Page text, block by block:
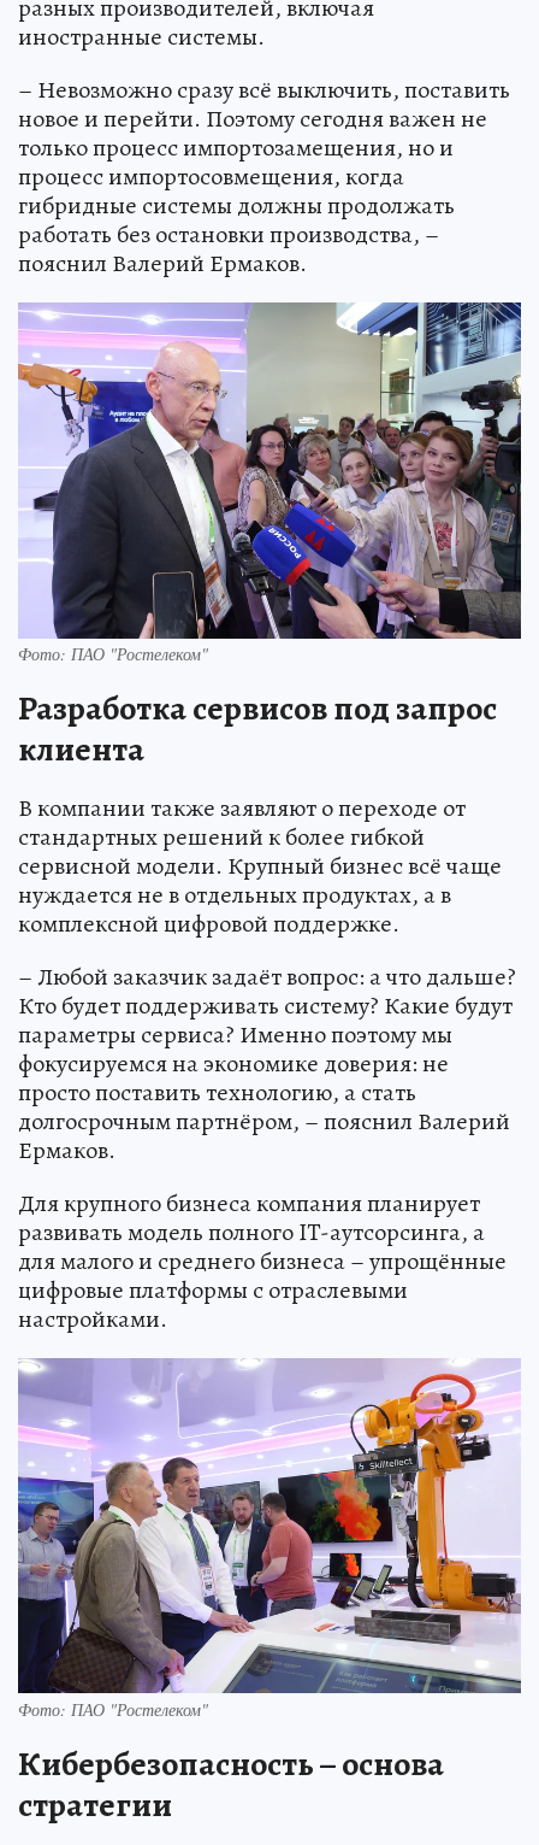
разных производителей, включая
иностранные системы.
– Невозможно сразу всё выключить, поставить
новое и перейти. Поэтому сегодня важен не
только процесс импортозамещения, но и
процесс импортосовмещения, когда
гибридные системы должны продолжать
работать без остановки производства, –
пояснил Валерий Ермаков.
Фото: ПАО "Ростелеком"
Разработка сервисов под запрос
клиента
В компании также заявляют о переходе от
стандартных решений к более гибкой
сервисной модели. Крупный бизнес всё чаще
нуждается не в отдельных продуктах, а в
комплексной цифровой поддержке.
– Любой заказчик задаёт вопрос: а что дальше?
Кто будет поддерживать систему? Какие будут
параметры сервиса? Именно поэтому мы
фокусируемся на экономике доверия: не
просто поставить технологию, а стать
долгосрочным партнёром, – пояснил Валерий
Ермаков.
Для крупного бизнеса компания планирует
развивать модель полного IT-аутсорсинга, а
для малого и среднего бизнеса – упрощённые
цифровые платформы с отраслевыми
настройками.
Фото: ПАО "Ростелеком"
Кибербезопасность – основа
стратегии